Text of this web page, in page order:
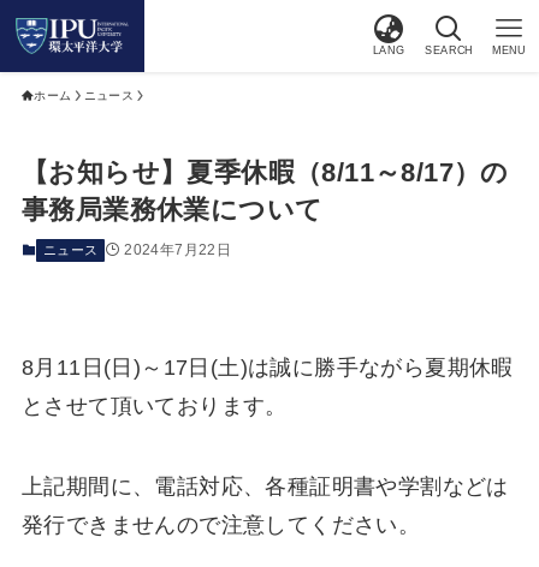
LANG SEARCH MENU
ホーム ニュース
【お知らせ】夏季休暇（8/11～8/17）の
事務局業務休業について
ニュース 2024年7月22日
8月11日(日)～17日(土)は誠に勝手ながら夏期休暇
とさせて頂いております。
上記期間に、電話対応、各種証明書や学割などは
発行できませんので注意してください。